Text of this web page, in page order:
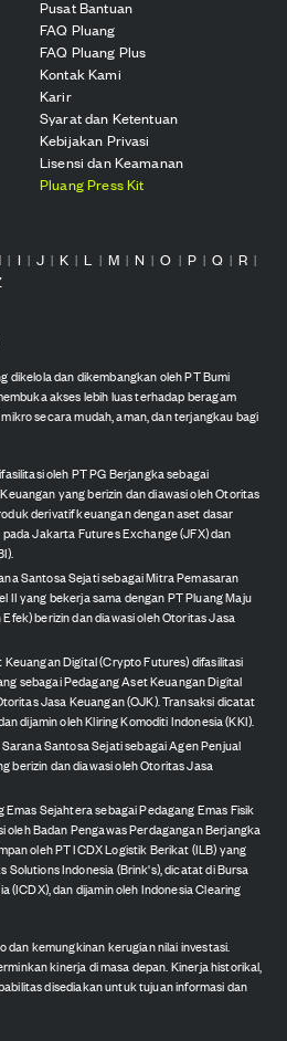
Pusat Bantuan
FAQ Pluang
FAQ Pluang Plus
Kontak Kami
Karir
Syarat dan Ketentuan
Kebijakan Privasi
Lisensi dan Keamanan
Pluang Press Kit
| I | J | K | L | M | N | O | P | Q | R |
dikelola dan dikembangkan oleh PT Bumi
akses lebih luas terhadap beragam
secara mudah, aman, dan terjangkau bagi
oleh PT PG Berjangka sebagai
yang berizin dan diawasi oleh Otoritas
derivatif keuangan dengan aset dasar
Jakarta Futures Exchange (JFX) dan
Santosa Sejati sebagai Mitra Pemasaran
II yang bekerja sama dengan PT Pluang Maju
berizin dan diawasi oleh Otoritas Jasa
Digital (Crypto Futures) difasilitasi
sebagai Pedagang Aset Keuangan Digital
Jasa Keuangan (OJK). Transaksi dicatat
dijamin oleh Kliring Komoditi Indonesia (KKI).
Santosa Sejati sebagai Agen Penjual
berizin dan diawasi oleh Otoritas Jasa
Emas Sejahtera sebagai Pedagang Emas Fisik
oleh Badan Pengawas Perdagangan Berjangka
oleh PT ICDX Logistik Berikat (ILB) yang
Solutions Indonesia (Brink's), dicatat di Bursa
(ICDX), dan dijamin oleh Indonesia Clearing
dan kemungkinan kerugian nilai investasi.
kinerja di masa depan. Kinerja historikal,
disediakan untuk tujuan informasi dan